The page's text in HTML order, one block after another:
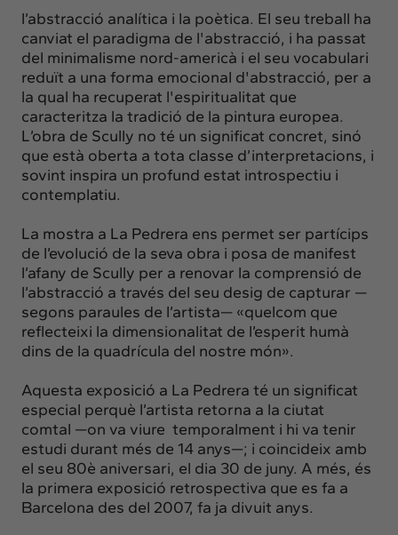
l’abstracció analítica i la poètica. El seu treball ha
canviat el paradigma de l'abstracció, i ha passat
del minimalisme nord-americà i el seu vocabulari
reduït a una forma emocional d'abstracció, per a
la qual ha recuperat l'espiritualitat que
caracteritza la tradició de la pintura europea.
L’obra de Scully no té un significat concret, sinó
que està oberta a tota classe d’interpretacions, i
sovint inspira un profund estat introspectiu i
contemplatiu.
La mostra a La Pedrera ens permet ser partícips
de l’evolució de la seva obra i posa de manifest
l’afany de Scully per a renovar la comprensió de
l’abstracció a través del seu desig de capturar —
segons paraules de l’artista— «quelcom que
reflecteixi la dimensionalitat de l’esperit humà
dins de la quadrícula del nostre món».
Aquesta exposició a La Pedrera té un significat
especial perquè l’artista retorna a la ciutat
comtal —on va viure temporalment i hi va tenir
estudi durant més de 14 anys—; i coincideix amb
el seu 80è aniversari, el dia 30 de juny. A més, és
la primera exposició retrospectiva que es fa a
Barcelona des del 2007, fa ja divuit anys.